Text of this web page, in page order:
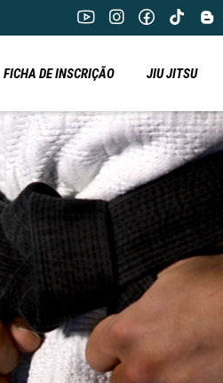
FICHA DE INSCRIÇÃO JIU JITSU